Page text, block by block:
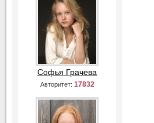
Софья Грачева
Авторитет: 17832